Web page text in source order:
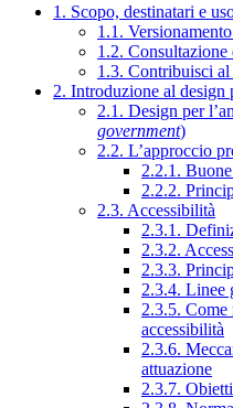
1. Scopo, destinatari e
1.1.
1.2. Consultazione
1.3. Contribuisci al
2. Introduzione al
2.1. Design per
government)
2.2. L’approccio
2.2.1.
2.2.2.
2.3. Accessibilità
2.3.1.
2.3.2.
2.3.3.
2.3.4. Linee
2.3.5. Come
accessibilità
2.3.6.
attuazione
2.3.7.